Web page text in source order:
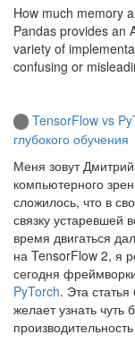
How much memory
Pandas provides an
variety of
confusing or
TensorFlow vs
глубокого обучения
Меня зовут
компьютерного
сложилось, что в
связку устаревшей
время двигаться
на TensorFlow 2, я
сегодня
PyTorch. Эта
желает узнать чуть